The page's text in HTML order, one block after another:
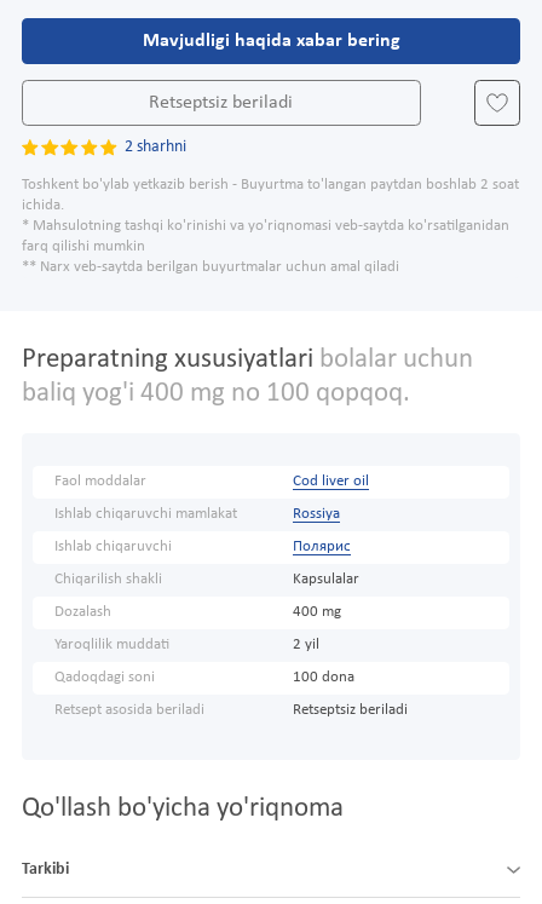
Mavjudligi haqida xabar bering
Retseptsiz beriladi
2 sharhni
Toshkent bo'ylab yetkazib berish - Buyurtma to'langan paytdan boshlab 2 soat
ichida.
* Mahsulotning tashqi ko'rinishi va yo'riqnomasi veb-saytda ko'rsatilganidan
farq qilishi mumkin
** Narx veb-saytda berilgan buyurtmalar uchun amal qiladi
Preparatning xususiyatlari bolalar uchun
baliq yog'i 400 mg no 100 qopqoq.
Faol moddalar Cod liver oil
Ishlab chiqaruvchi mamlakat Rossiya
Ishlab chiqaruvchi Полярис
Chiqarilish shakli Kapsulalar
Dozalash 400 mg
Yaroqlilik muddati 2 yil
Qadoqdagi soni 100 dona
Retsept asosida beriladi Retseptsiz beriladi
Qo'llash bo'yicha yo'riqnoma
Tarkibi